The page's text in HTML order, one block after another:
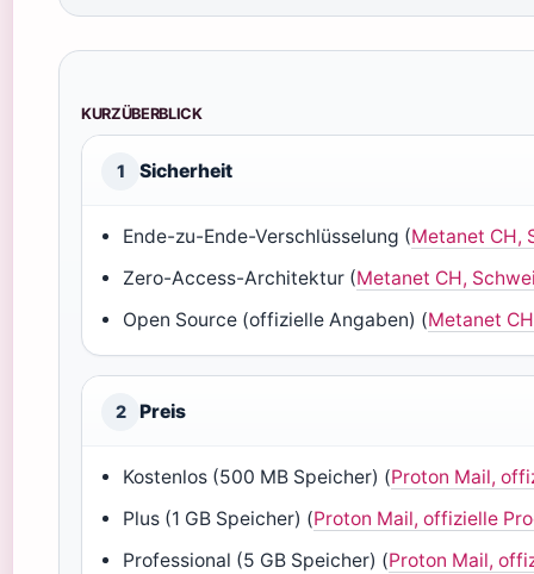
KURZÜBERBLICK
1 Sicherheit
Ende-zu-Ende-Verschlüsselung (Metanet CH,
Zero-Access-Architektur (Metanet CH,
Open Source (offizielle Angaben) (Metanet
2 Preis
Kostenlos (500 MB Speicher) (Proton Mail,
Plus (1 GB Speicher) (Proton Mail, offizielle
Professional (5 GB Speicher) (Proton Mail,